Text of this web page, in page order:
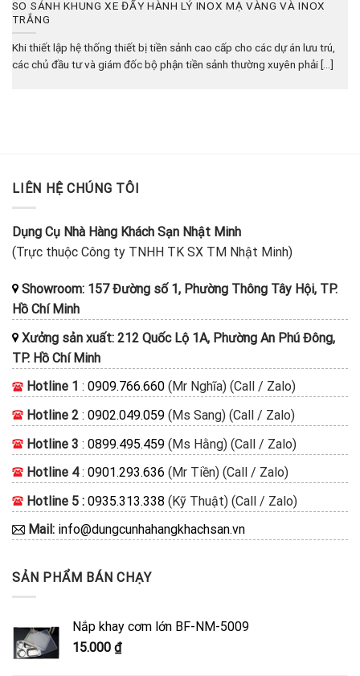
SO SÁNH KHUNG XE ĐẨY HÀNH LÝ INOX MẠ VÀNG VÀ INOX
TRẮNG
Khi thiết lập hệ thống thiết bị tiền sảnh cao cấp cho các dự án lưu trú,
các chủ đầu tư và giám đốc bộ phận tiền sảnh thường xuyên phải [...]
LIÊN HỆ CHÚNG TÔI
Dụng Cụ Nhà Hàng Khách Sạn Nhật Minh
(Trực thuộc Công ty TNHH TK SX TM Nhật Minh)
Showroom: 157 Đường số 1, Phường Thông Tây Hội, TP.
Hồ Chí Minh
Xưởng sản xuất: 212 Quốc Lộ 1A, Phường An Phú Đông,
TP. Hồ Chí Minh
Hotline 1 : 0909.766.660 (Mr Nghĩa) (Call / Zalo)
Hotline 2 : 0902.049.059 (Ms Sang) (Call / Zalo)
Hotline 3 : 0899.495.459 (Ms Hằng) (Call / Zalo)
Hotline 4: 0901.293.636 (Mr Tiền) (Call / Zalo)
Hotline 5 : 0935.313.338 (Kỹ Thuật) (Call / Zalo)
Mail: info@dungcunhahangkhachsan.vn
SẢN PHẨM BÁN CHẠY
Nắp khay cơm lớn BF-NM-5009
15.000 ₫